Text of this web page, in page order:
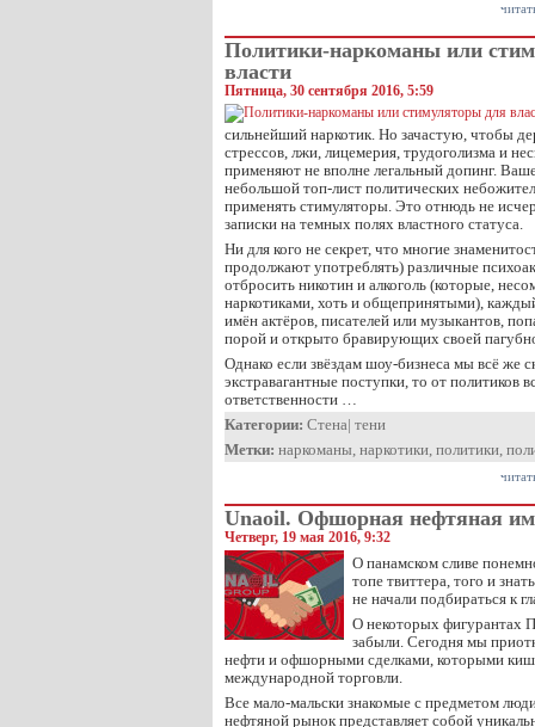
Политики-наркоманы или
власти
Пятница, 30 сентября 2016, 5:59
сильнейший наркотик. Но зачастую, чтобы
стрессов, лжи, лицемерия, трудоголизма и
применяют не вполне легальный допинг.
небольшой топ-лист политических
применять стимуляторы. Это отнюдь не
записки на темных полях властного статуса.
Ни для кого не секрет, что многие
продолжают употреблять) различные
отбросить никотин и алкоголь (которые,
наркотиками, хоть и общепринятыми),
имён актёров, писателей или музыкантов,
порой и открыто бравирующих своей
Однако если звёздам шоу-бизнеса мы всё же
экстравагантные поступки, то от политиков
ответственности …
Категории: Стена| тени
Метки: наркоманы, наркотики, политики,
Unaoil. Офшорная нефтяная
Четверг, 19 мая 2016, 9:32
О панамском сливе
топе твиттера, того и
не начали подбираться к
О некоторых фигурантах
забыли. Сегодня мы
нефти и офшорными сделками, которыми
международной торговли.
Все мало-мальски знакомые с предметом
нефтяной рынок представляет собой